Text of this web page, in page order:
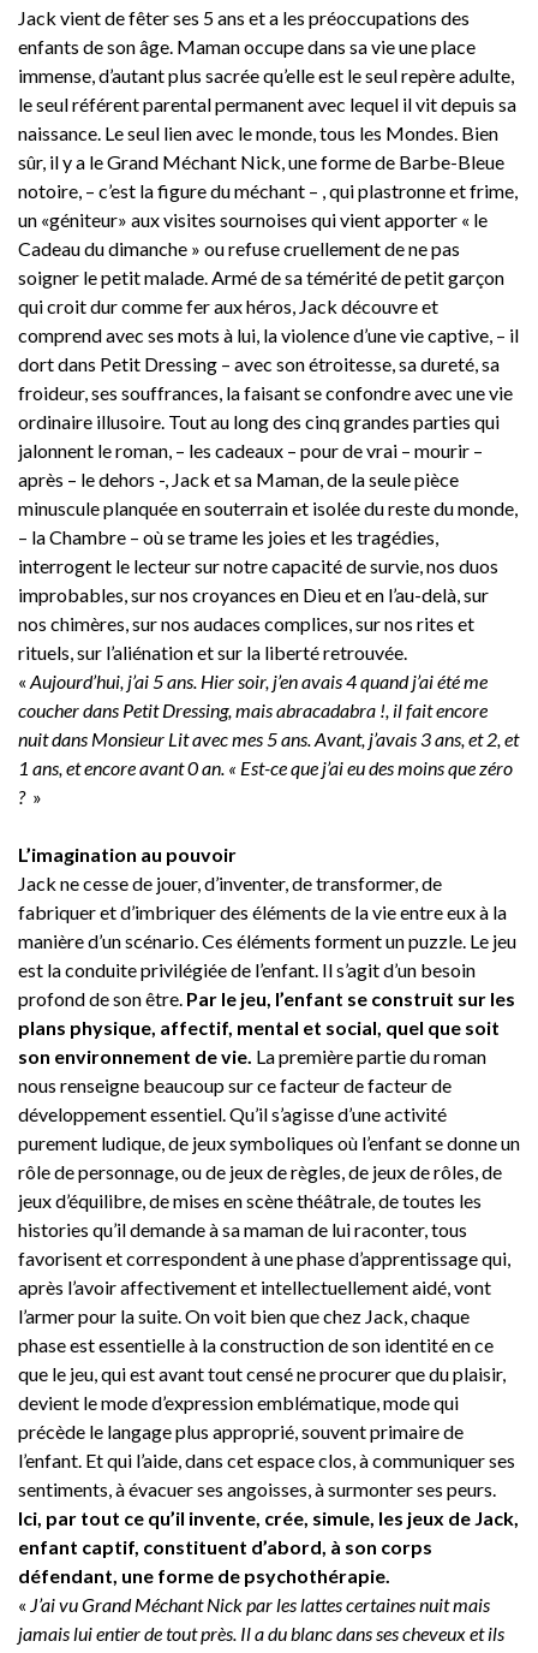
Jack vient de fêter ses 5 ans et a les préoccupations des
enfants de son âge. Maman occupe dans sa vie une place
immense, d’autant plus sacrée qu’elle est le seul repère adulte,
le seul référent parental permanent avec lequel il vit depuis sa
naissance. Le seul lien avec le monde, tous les Mondes. Bien
sûr, il y a le Grand Méchant Nick, une forme de Barbe-Bleue
notoire, – c’est la figure du méchant – , qui plastronne et frime,
un «géniteur» aux visites sournoises qui vient apporter « le
Cadeau du dimanche » ou refuse cruellement de ne pas
soigner le petit malade. Armé de sa témérité de petit garçon
qui croit dur comme fer aux héros, Jack découvre et
comprend avec ses mots à lui, la violence d’une vie captive, – il
dort dans Petit Dressing – avec son étroitesse, sa dureté, sa
froideur, ses souffrances, la faisant se confondre avec une vie
ordinaire illusoire. Tout au long des cinq grandes parties qui
jalonnent le roman, – les cadeaux – pour de vrai – mourir –
après – le dehors -, Jack et sa Maman, de la seule pièce
minuscule planquée en souterrain et isolée du reste du monde,
– la Chambre – où se trame les joies et les tragédies,
interrogent le lecteur sur notre capacité de survie, nos duos
improbables, sur nos croyances en Dieu et en l’au-delà, sur
nos chimères, sur nos audaces complices, sur nos rites et
rituels, sur l’aliénation et sur la liberté retrouvée.
« Aujourd’hui, j’ai 5 ans. Hier soir, j’en avais 4 quand j’ai été me
coucher dans Petit Dressing, mais abracadabra !, il fait encore
nuit dans Monsieur Lit avec mes 5 ans. Avant, j’avais 3 ans, et 2, et
1 ans, et encore avant 0 an. « Est-ce que j’ai eu des moins que zéro
?»
L’imagination au pouvoir
Jack ne cesse de jouer, d’inventer, de transformer, de
fabriquer et d’imbriquer des éléments de la vie entre eux à la
manière d’un scénario. Ces éléments forment un puzzle. Le jeu
est la conduite privilégiée de l’enfant. Il s’agit d’un besoin
profond de son être. Par le jeu, l’enfant se construit sur les
plans physique, affectif, mental et social, quel que soit
son environnement de vie. La première partie du roman
nous renseigne beaucoup sur ce facteur de facteur de
développement essentiel. Qu’il s’agisse d’une activité
purement ludique, de jeux symboliques où l’enfant se donne un
rôle de personnage, ou de jeux de règles, de jeux de rôles, de
jeux d’équilibre, de mises en scène théâtrale, de toutes les
histories qu’il demande à sa maman de lui raconter, tous
favorisent et correspondent à une phase d’apprentissage qui,
après l’avoir affectivement et intellectuellement aidé, vont
l’armer pour la suite. On voit bien que chez Jack, chaque
phase est essentielle à la construction de son identité en ce
que le jeu, qui est avant tout censé ne procurer que du plaisir,
devient le mode d’expression emblématique, mode qui
précède le langage plus approprié, souvent primaire de
l’enfant. Et qui l’aide, dans cet espace clos, à communiquer ses
sentiments, à évacuer ses angoisses, à surmonter ses peurs.
Ici, par tout ce qu’il invente, crée, simule, les jeux de Jack,
enfant captif, constituent d’abord, à son corps
défendant, une forme de psychothérapie.
« J’ai vu Grand Méchant Nick par les lattes certaines nuit mais
jamais lui entier de tout près. Il a du blanc dans ses cheveux et ils